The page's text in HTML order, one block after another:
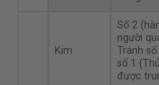
Kim
Số 2
người
Tránh
số 1
được